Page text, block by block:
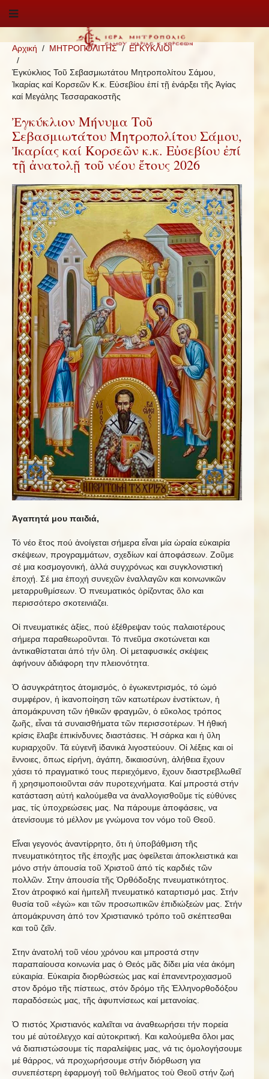
Αρχική ΜΗΤΡΟΠΟΛΙΤΗΣ ΕΓΚΥΚΛΙΟΙ
Ἐγκύκλιος Τοῦ Σεβασμιωτάτου Μητροπολίτου Σάμου,
Ἰκαρίας καί Κορσεῶν Κ.κ. Εὐσεβίου ἐπί τῇ ἐνάρξει τῆς Ἁγίας
καί Μεγάλης Τεσσαρακοστῆς
Ἐγκύκλιον Μήνυμα Τοῦ
Σεβασμιωτάτου Μητροπολίτου Σάμου,
Ἰκαρίας καί Κορσεῶν κ.κ. Εὐσεβίου ἐπί
τῇ ἀνατολῇ τοῦ νέου ἔτους 2026
Ἀγαπητά μου παιδιά,
Τό νέο ἔτος πού ἀνοίγεται σήμερα εἶναι μία ὡραία εὐκαιρία
σκέψεων, προγραμμάτων, σχεδίων καί ἀποφάσεων. Ζοῦμε
σέ μια κοσμογονική, ἀλλά συγχρόνως και συγκλονιστική
ἐποχή. Σέ μια ἐποχή συνεχῶν ἐναλλαγῶν και κοινωνικῶν
μεταρρυθμίσεων. Ὁ πνευματικός ὁρίζοντας ὅλο και
περισσότερο σκοτεινιάζει.
Οἱ πνευματικές ἀξίες, πού ἐξέθρεψαν τούς παλαιοτέρους
σήμερα παραθεωροῦνται. Τό πνεῦμα σκοτώνεται και
ἀντικαθίσταται ἀπό τήν ὕλη. Οἱ μεταφυσικές σκέψεις
ἀφήνουν ἀδιάφορη την πλειονότητα.
Ὁ ἀσυγκράτητος ἀτομισμός, ὁ ἐγωκεντρισμός, τό ὠμό
συμφέρον, ἡ ἱκανοποίηση τῶν κατωτέρων ἐνστίκτων, ἡ
ἀπομάκρυνση τῶν ἠθικῶν φραγμῶν, ὁ εὔκολος τρόπος
ζωῆς, εἶναι τά συναισθήματα τῶν περισσοτέρων. Ἡ ἠθική
κρίσις ἔλαβε ἐπικίνδυνες διαστάσεις. Ἡ σάρκα και ἡ ὕλη
κυριαρχοῦν. Τά εὐγενῆ ἰδανικά λιγοστεύουν. Οἱ λέξεις και οἱ
ἔννοιες, ὅπως εἰρήνη, ἀγάπη, δικαιοσύνη, ἀλήθεια ἔχουν
χάσει τό πραγματικό τους περιεχόμενο, ἔχουν διαστρεβλωθεῖ
ἤ χρησιμοποιοῦνται σάν πυροτεχνήματα. Καί μπροστά στήν
κατάσταση αὐτή καλούμεθα να ἀναλλογισθοῦμε τίς εὐθύνες
μας, τίς ὑποχρεώσεις μας. Να πάρουμε ἀποφάσεις, να
ἀτενίσουμε τό μέλλον με γνώμονα τον νόμο τοῦ Θεοῦ.
Εἶναι γεγονός ἀναντίρρητο, ὅτι ἡ ὑποβάθμιση τῆς
πνευματικότητος τῆς ἐποχῆς μας ὀφείλεται ἀποκλειστικά και
μόνο στήν ἀπουσία τοῦ Χριστοῦ άπό τίς καρδιές τῶν
πολλῶν. Στην ἀπουσία τῆς Ὀρθόδοξης πνευματικότητος.
Στον ἀτροφικό καί ἡμιτελῆ πνευματικό καταρτισμό μας. Στήν
θυσία τοῦ «ἐγώ» και τῶν προσωπικῶν ἐπιδιώξεών μας. Στήν
ἀπομάκρυνση ἀπό τον Χριστιανικό τρόπο τοῦ σκέπτεσθαι
και τοῦ ζεῖν.
Στην ἀνατολή τοῦ νέου χρόνου και μπροστά στην
παραπαίουσα κοινωνία μας ὁ Θεός μᾶς δίδει μία νέα ἀκόμη
εὐκαιρία. Εὐκαιρία διορθώσεώς μας καί ἐπανεντροχιασμοῦ
στον δρόμο τῆς πίστεως, στόν δρόμο τῆς Ἑλληνορθοδόξου
παραδόσεώς μας, τῆς ἀφυπνίσεως καί μετανοίας.
Ὁ πιστός Χριστιανός καλεῖται να ἀναθεωρήσει τήν πορεία
του μέ αὐτοέλεγχο καί αὐτοκριτική. Και καλούμεθα ὅλοι μας
νά διαπιστώσουμε τίς παραλείψεις μας, νά τις ὁμολογήσουμε
μέ θάρρος, νά προχωρήσουμε στήν διόρθωση για
συνεπέστερη ἐφαρμογή τοῦ θελήματος τοὺ Θεοῦ στήν ζωή